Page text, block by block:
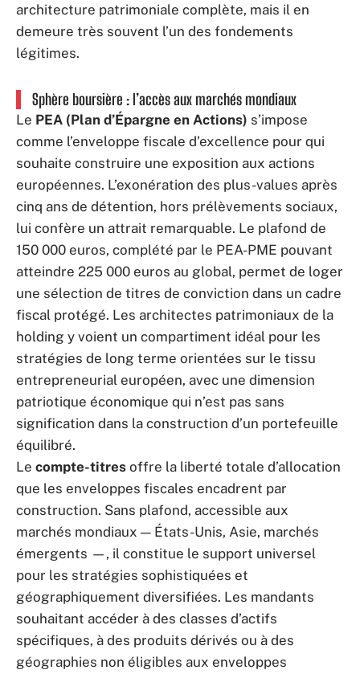
architecture patrimoniale complète, mais il en
demeure très souvent l’un des fondements
légitimes.
Sphère boursière : l’accès aux marchés mondiaux
Le PEA (Plan d’Épargne en Actions) s’impose
comme l’enveloppe fiscale d’excellence pour qui
souhaite construire une exposition aux actions
européennes. L’exonération des plus-values après
cinq ans de détention, hors prélèvements sociaux,
lui confère un attrait remarquable. Le plafond de
150 000 euros, complété par le PEA-PME pouvant
atteindre 225 000 euros au global, permet de loger
une sélection de titres de conviction dans un cadre
fiscal protégé. Les architectes patrimoniaux de la
holding y voient un compartiment idéal pour les
stratégies de long terme orientées sur le tissu
entrepreneurial européen, avec une dimension
patriotique économique qui n’est pas sans
signification dans la construction d’un portefeuille
équilibré.
Le compte-titres offre la liberté totale d’allocation
que les enveloppes fiscales encadrent par
construction. Sans plafond, accessible aux
marchés mondiaux — États-Unis, Asie, marchés
émergents —, il constitue le support universel
pour les stratégies sophistiquées et
géographiquement diversifiées. Les mandants
souhaitant accéder à des classes d’actifs
spécifiques, à des produits dérivés ou à des
géographies non éligibles aux enveloppes